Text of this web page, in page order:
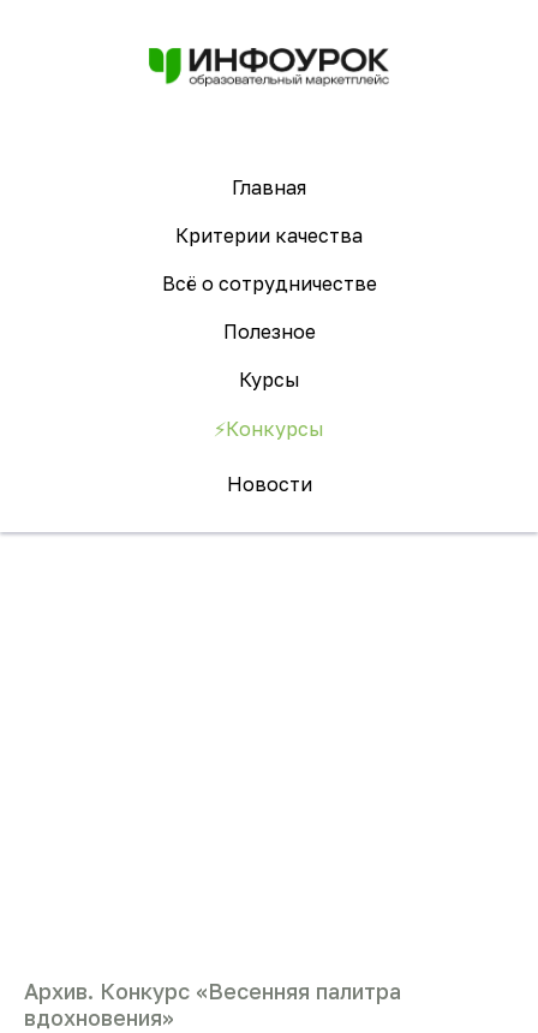
Главная
Критерии качества
Всё о сотрудничестве
Полезное
Курсы
⚡️Конкурсы
Новости
Архив. Конкурс «Весенняя палитра
вдохновения»